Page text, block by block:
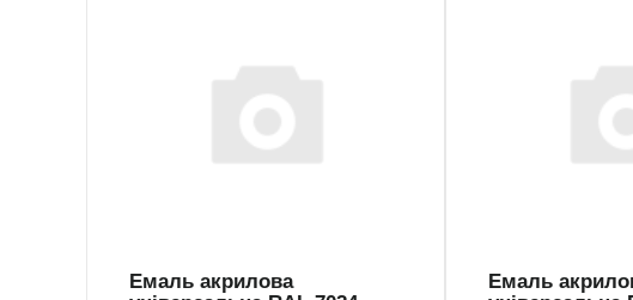
Емаль акрилова
Емаль